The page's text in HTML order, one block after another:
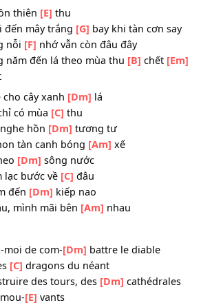
canh vắng lãng quên sầu
sóng dâng [C]cao ngọn thủy triều
thoáng bóng em về[Dm]chìm trong
thiên[E]thu
đến mây trắng
nỗi [F]nhớ vẫn còn đâu đây
năm đến lá theo mùa thu
cho cây xanh[Dm]
chỉ có mùa[C]thu
nghe hồn
non tàn canh bóng[Am]xế
theo[Dm]sông nước
lạc bước về [C]đâu
đến[Dm]